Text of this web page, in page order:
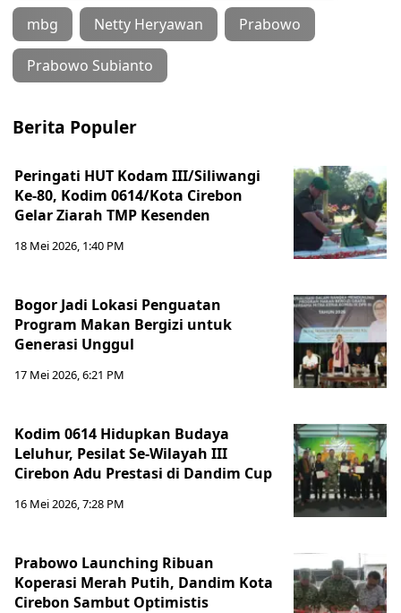
mbg Netty Heryawan Prabowo
Prabowo Subianto
Berita Populer
Peringati HUT Kodam III/Siliwangi
Ke-80, Kodim 0614/Kota Cirebon
Gelar Ziarah TMP Kesenden
18 Mei 2026, 1:40 PM
Bogor Jadi Lokasi Penguatan
Program Makan Bergizi untuk
Generasi Unggul
17 Mei 2026, 6:21 PM
Kodim 0614 Hidupkan Budaya
Leluhur, Pesilat Se-Wilayah III
Cirebon Adu Prestasi di Dandim Cup
16 Mei 2026, 7:28 PM
Prabowo Launching Ribuan
Koperasi Merah Putih, Dandim Kota
Cirebon Sambut Optimistis